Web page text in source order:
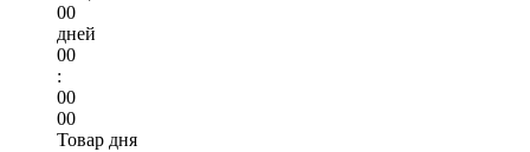
00
дней
00
:
00
00
Товар дня